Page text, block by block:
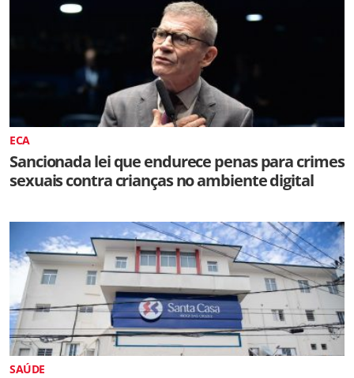
ECA
Sancionada lei que endurece penas para crimes
sexuais contra crianças no ambiente digital
SAÚDE